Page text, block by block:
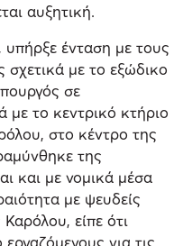
αυξητική.
ένταση με τους
σχετικά με το εξώδικο
σε
με το κεντρικό κτήριο
στο κέντρο της
της
και με νομικά μέσα
με ψευδείς
είπε ότι
για τις